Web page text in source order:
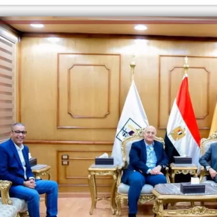
إلهام شرشر تكتب: دي مبقتش كورة..
دي سياسة
الكاتبة إلهام شرشر تهنئ الرئيس
السيسي بعيد ميلاده وتُشيد بجهوده
في بناء الدولة